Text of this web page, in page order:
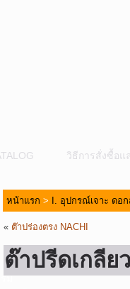
วิธีการสั่งซื้อแ
ม
หน้าแรก > I. อุปกรณ์เจาะ ดอ
« ต๊าปร่องตรง NACHI
ต๊าปรีดเกลีย